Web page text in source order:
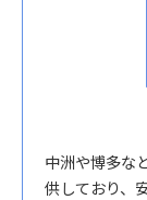
中洲や博多な
供しており、